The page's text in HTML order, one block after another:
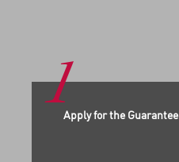
1Apply for the Guarantee